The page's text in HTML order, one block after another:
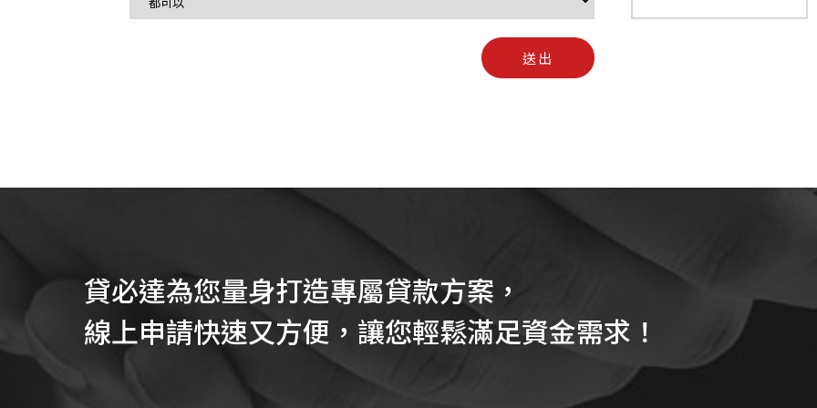
送出
貸必達為您量身打造專屬貸款方案，
線上申請快速又方便，讓您輕鬆滿足資金需求！